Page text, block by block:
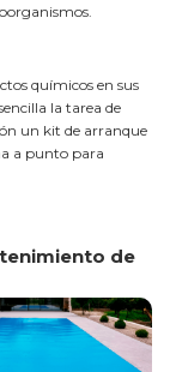
químicos en sus
la tarea de
un kit de arranque
a punto para
de